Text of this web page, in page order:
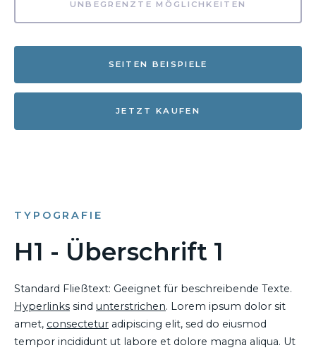
UNBEGRENZTE MÖGLICHKEITEN
SEITEN BEISPIELE
JETZT KAUFEN
TYPOGRAFIE
H1 - Überschrift 1
Standard Fließtext: Geeignet für beschreibende Texte.
Hyperlinks sind unterstrichen. Lorem ipsum dolor sit
amet, consectetur adipiscing elit, sed do eiusmod
tempor incididunt ut labore et dolore magna aliqua. Ut